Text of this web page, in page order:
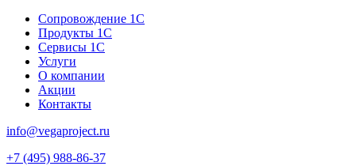
Сопровождение 1С
Продукты 1С
Сервисы 1С
Услуги
О компании
Акции
Контакты
info@vegaproject.ru
+7 (495) 988-86-37